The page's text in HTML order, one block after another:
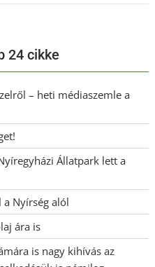
24 cikke
– heti médiaszemle a
Állatpark lett a
Nyírség alól
ára is
is nagy kihívás az